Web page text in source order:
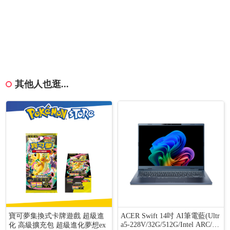
其他人也逛...
寶可夢集換式卡牌遊戲 超級進
化 高級擴充包 超級進化夢想ex
ACER Swift 14吋 AI筆電藍(Ultr
a5-228V/32G/512G/Intel ARC/W